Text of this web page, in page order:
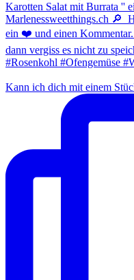
Kann ich dich mit einem